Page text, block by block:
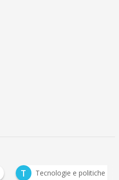
T Tecnologie e politiche